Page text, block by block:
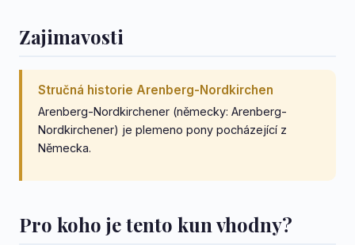
Zajimavosti
Stručná historie Arenberg-Nordkirchen
Arenberg-Nordkirchener (německy: Arenberg-
Nordkirchener) je plemeno pony pocházející z
Německa.
Pro koho je tento kun vhodny?